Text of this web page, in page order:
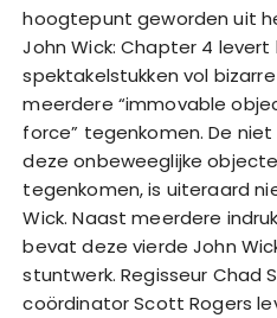
hoogtepunt geworden uit
John Wick: Chapter 4
spektakelstukken vol
meerdere “immovable
force” tegenkomen. De
deze onbeweeglijke
tegenkomen, is uiteraard
Wick. Naast meerdere
bevat deze vierde John
stuntwerk. Regisseur Chad
coördinator Scott Rogers